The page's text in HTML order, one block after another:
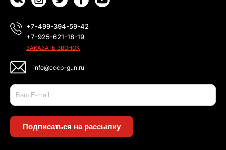
+7-499-394-59-42
+7-925-621-18-19
ЗАКАЗАТЬ ЗВОНОК
info@cccp-gun.ru
Подписаться на рассылку